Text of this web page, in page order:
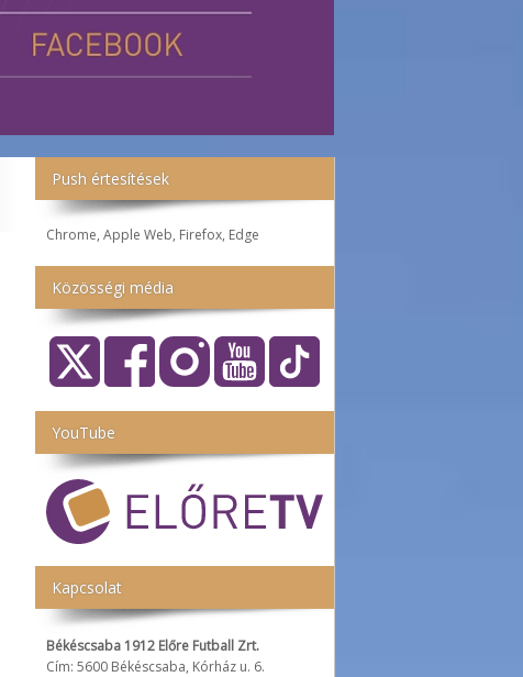
Push értesítések
Chrome, Apple Web, Firefox, Edge
Közösségi média
YouTube
Kapcsolat
Békéscsaba 1912 Előre Futball Zrt.
Cím: 5600 Békéscsaba, Kórház u. 6.